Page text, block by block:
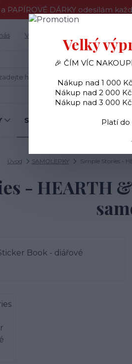
PAPÍROVÉ DÁRKY odesílám
Vše o nákupu
SAMOLEPKY OZDOBY
Úvod SAMOLEPKY Simple Stories -
- HEARTH
Velký
🎉 ČÍM VÍC
Nákup nad 1 000
Nákup nad 2 000
Nákup nad 3 000
Platí do